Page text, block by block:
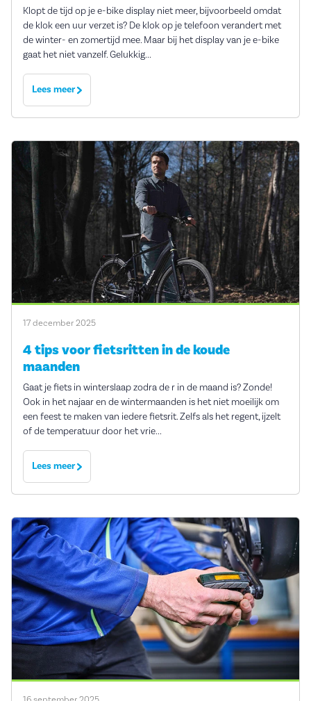
Klopt de tijd op je e-bike display niet meer, bijvoorbeeld omdat
de klok een uur verzet is? De klok op je telefoon verandert met
de winter- en zomertijd mee. Maar bij het display van je e-bike
gaat het niet vanzelf. Gelukkig...
Lees meer
17 december 2025
4 tips voor fietsritten in de koude
maanden
Gaat je fiets in winterslaap zodra de r in de maand is? Zonde!
Ook in het najaar en de wintermaanden is het niet moeilijk om
een feest te maken van iedere fietsrit. Zelfs als het regent, ijzelt
of de temperatuur door het vrie...
Lees meer